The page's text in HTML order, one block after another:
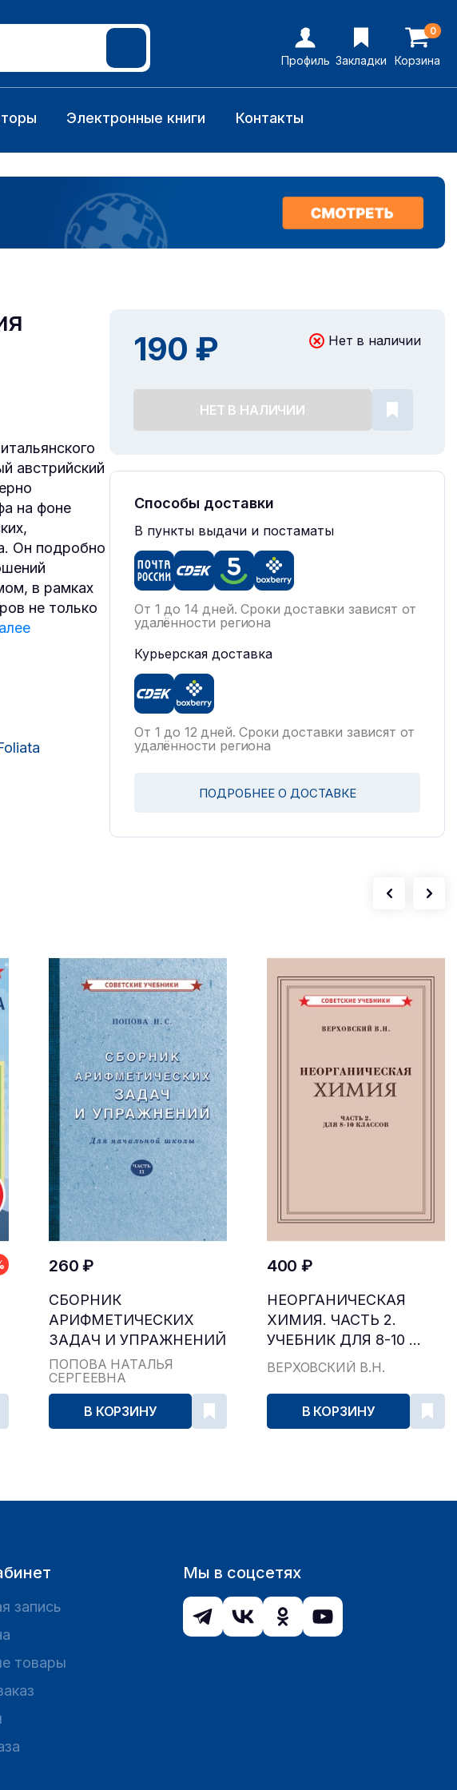
Профиль Закладки
0
Корзина
Электронные книги Контакты
австрийский
на фоне
Он подробно
в рамках
не только
190 ₽ Нет в наличии
НЕТ В НАЛИЧИИ
Способы доставки
В пункты выдачи и постаматы
От 1 до 14 дней. Сроки доставки зависят от
удалённости региона
Курьерская доставка
От 1 до 12 дней. Сроки доставки зависят от
удалённости региона
ПОДРОБНЕЕ О ДОСТАВКЕ
260 ₽
СБОРНИК
АРИФМЕТИЧЕСКИХ
ЗАДАЧ И УПРАЖНЕНИЙ
ДЛЯ НА...
ПОПОВА НАТАЛЬЯ
СЕРГЕЕВНА
В КОРЗИНУ
400 ₽
НЕОРГАНИЧЕСКАЯ
ХИМИЯ. ЧАСТЬ 2.
УЧЕБНИК ДЛЯ 8-10 ...
ВЕРХОВСКИЙ В.Н.
В КОРЗИНУ
запись
товары
Мы в соцсетях